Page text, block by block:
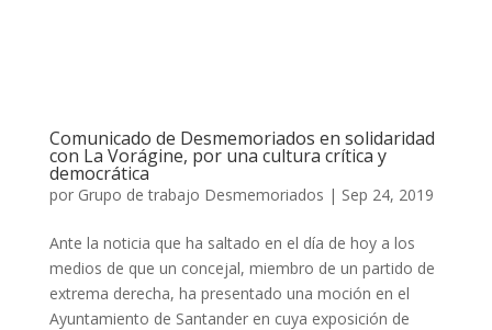
Comunicado de Desmemoriados en solidaridad
con La Vorágine, por una cultura crítica y
democrática
por Grupo de trabajo Desmemoriados | Sep 24, 2019
Ante la noticia que ha saltado en el día de hoy a los
medios de que un concejal, miembro de un partido de
extrema derecha, ha presentado una moción en el
Ayuntamiento de Santander en cuya exposición de